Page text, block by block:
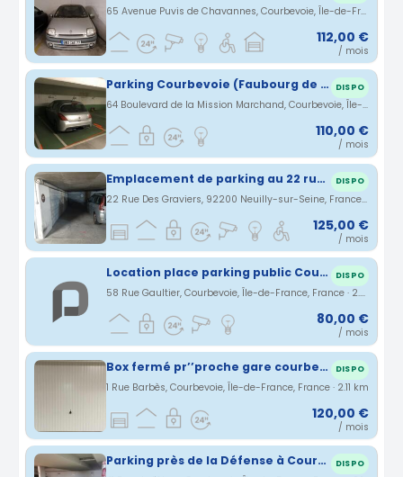
65 Avenue Puvis de Chavannes, Courbevoie, Île-de-France, France · 1.99 km
112,00 €
/ mois
Parking Courbevoie (Faubourg de l'Arche) DISPO
64 Boulevard de la Mission Marchand, Courbevoie, Île-de-France, France · 2 km
110,00 €
/ mois
Emplacement de parking au 22 rue des graviers 92200 Neuilly sur Seine DISPO
22 Rue Des Graviers, 92200 Neuilly-sur-Seine, France · 2.01 km
125,00 €
/ mois
Location place parking public Courbevoie DISPO
58 Rue Gaultier, Courbevoie, Île-de-France, France · 2.03 km
80,00 €
/ mois
Box fermé pr’’proche gare courbevoie et La Défense DISPO
1 Rue Barbès, Courbevoie, Île-de-France, France · 2.11 km
120,00 €
/ mois
Parking près de la Défense à Courbevoie DISPO